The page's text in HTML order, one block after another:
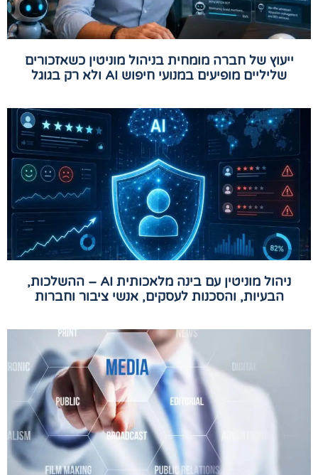
ייעוץ של חברה מומחית בניהול מוניטין כשאזכורים
שליליים מופיעים במנועי חיפוש AI ולא רק בגוגל
ניהול מוניטין עם בינה מלאכותית AI – ההשלכות,
הבעיות, והסכנות לעסקים, אנשי ציבור וחברות